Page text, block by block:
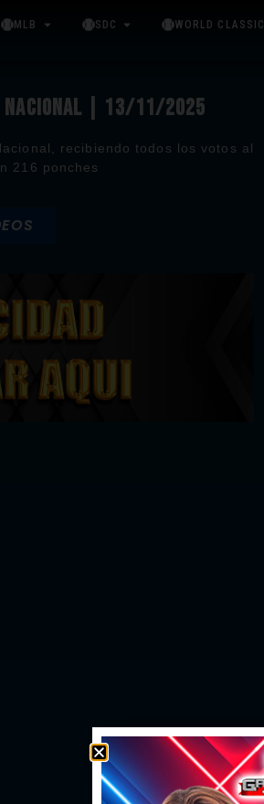
MLB SDC WORLD CLASSIC
NACIONAL | 13/11/2025
recibiendo todos los votos al
216 ponches